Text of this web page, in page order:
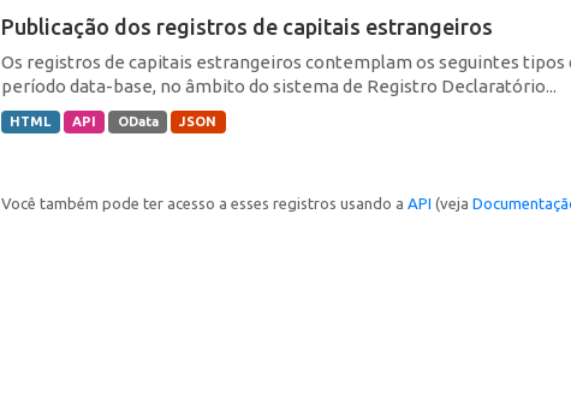
Publicação dos registros de capitais estrangeiros
Os registros de capitais estrangeiros contemplam os seguintes tipos
período data-base, no âmbito do sistema de Registro Declaratório...
HTML API OData JSON
Você também pode ter acesso a esses registros usando a API (veja